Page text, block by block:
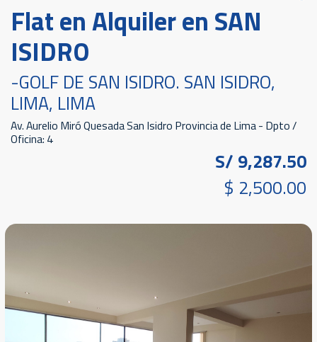
Flat en Alquiler en SAN
ISIDRO
-GOLF DE SAN ISIDRO. SAN ISIDRO,
LIMA, LIMA
Av. Aurelio Miró Quesada San Isidro Provincia de Lima - Dpto /
Oficina: 4
S/ 9,287.50
$ 2,500.00